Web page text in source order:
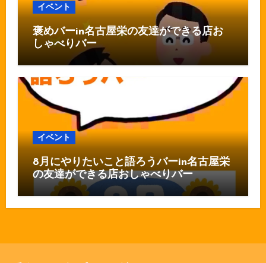
イベント
褒めバーin名古屋栄の友達ができる店お
しゃべりバー
イベント
8月にやりたいこと語ろうバーin名古屋栄
の友達ができる店おしゃべりバー